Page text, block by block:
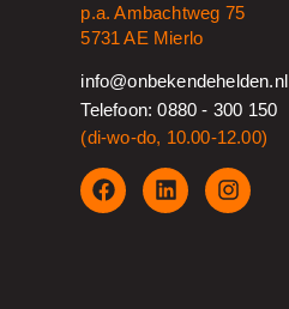
p.a. Ambachtweg 75
5731 AE Mierlo
info@onbekendehelden.nl
Telefoon: 0880 - 300 150
(di-wo-do, 10.00-12.00)